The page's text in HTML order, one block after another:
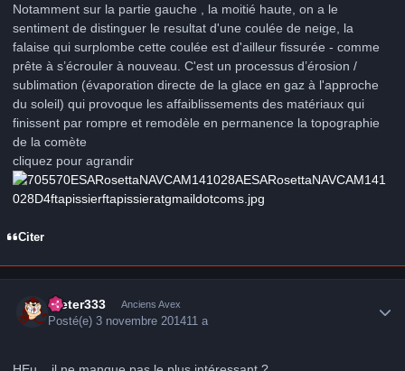
Notamment sur la partie gauche , la moitié haute, on a le
sentiment de distinguer le resultat d'une coulée de neige, la
falaise qui surplombe cette coulée est d'ailleur fissurée - comme
prête à s’écrouler à nouveau. C'est un processus d’érosion /
sublimation (évaporation directe de la glace en gaz à l'approche
du soleil) qui provoque les affaiblissements des matériaux qui
finissent par rompre et remodèle en permanence la topographie
de la comète
cliquez pour agrandir
Citer
Dieter333 Anciens Avex
Posté(e)3 novembre 201411 a